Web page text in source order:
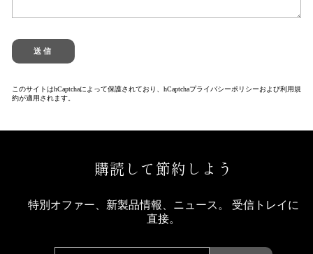
送
送信
このサイトはhCaptchaによって保護されており、hCaptchaプライバシーポリシーおよび利用規
約が適用されます。
購読して節約しよう
特別オファー、新製品情報、ニュース。 受信トレイに
直接。